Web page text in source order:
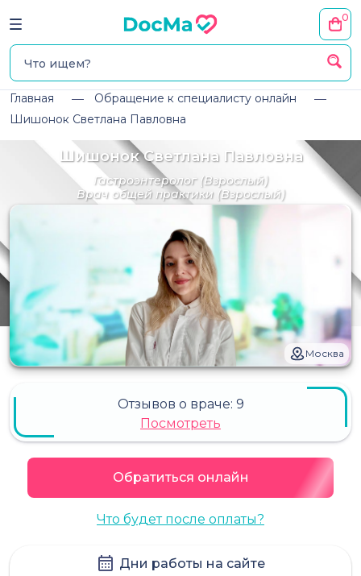
0
Главная
Обращение к специалисту онлайн
Шишонок Светлана Павловна
Шишонок Светлана Павловна
Гастроэнтеролог(Взрослый)
Врач общей практики(Взрослый)
Москва
Отзывов о враче: 9
Посмотреть
Обратиться онлайн
Что будет после оплаты?
Дни работы на сайте